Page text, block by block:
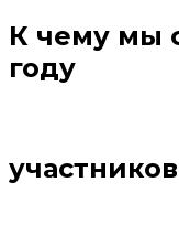
К чему мы
году